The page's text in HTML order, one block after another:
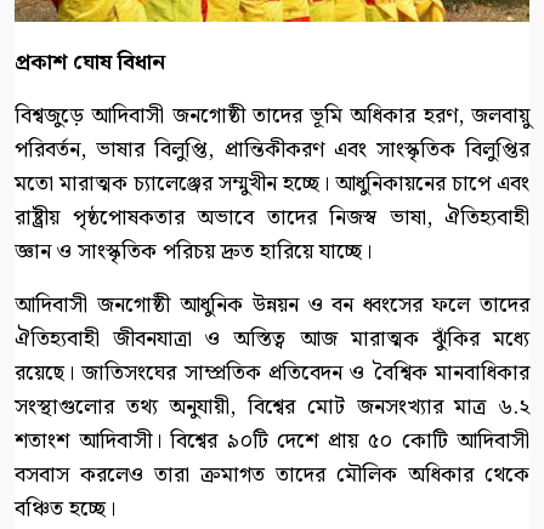
প্রকাশ ঘোষ বিধান
বিশ্বজুড়ে আদিবাসী জনগোষ্ঠী তাদের ভূমি অধিকার হরণ, জলবায়ু
পরিবর্তন, ভাষার বিলুপ্তি, প্রান্তিকীকরণ এবং সাংস্কৃতিক বিলুপ্তির
মতো মারাত্মক চ্যালেঞ্জের সম্মুখীন হচ্ছে। আধুনিকায়নের চাপে এবং
রাষ্ট্রীয় পৃষ্ঠপোষকতার অভাবে তাদের নিজস্ব ভাষা, ঐতিহ্যবাহী
জ্ঞান ও সাংস্কৃতিক পরিচয় দ্রুত হারিয়ে যাচ্ছে।
আদিবাসী জনগোষ্ঠী আধুনিক উন্নয়ন ও বন ধ্বংসের ফলে তাদের
ঐতিহ্যবাহী জীবনযাত্রা ও অস্তিত্ব আজ মারাত্মক ঝুঁকির মধ্যে
রয়েছে। জাতিসংঘের সাম্প্রতিক প্রতিবেদন ও বৈশ্বিক মানবাধিকার
সংস্থাগুলোর তথ্য অনুযায়ী, বিশ্বের মোট জনসংখ্যার মাত্র ৬.২
শতাংশ আদিবাসী। বিশ্বের ৯০টি দেশে প্রায় ৫০ কোটি আদিবাসী
বসবাস করলেও তারা ক্রমাগত তাদের মৌলিক অধিকার থেকে
বঞ্চিত হচ্ছে।